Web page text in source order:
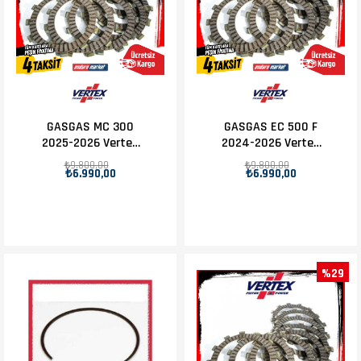
GASGAS MC 300
2025-2026 Vertex
Debriyaj Balatası
Set
₺6.990,00
₺9.800,00
GASGAS EC 500 F
2024-2026 Vertex
Debriyaj Balatası
Set
₺6.990,00
₺9.800,00
%29